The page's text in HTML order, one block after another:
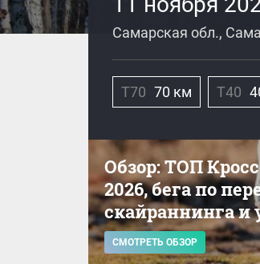
Самарская обл.,
Т70 70 км Т40
Обзор: ТОП
2026, бега по
скайраннинга и
СМОТРЕТЬ ОБЗОР